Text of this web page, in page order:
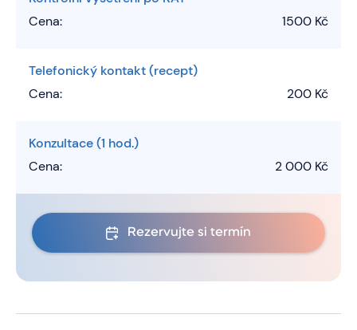
Cena:
1500 Kč
Telefonický kontakt (recept)
Cena:
200 Kč
Konzultace (1 hod.)
Cena:
2 000 Kč
Rezervujte si termín